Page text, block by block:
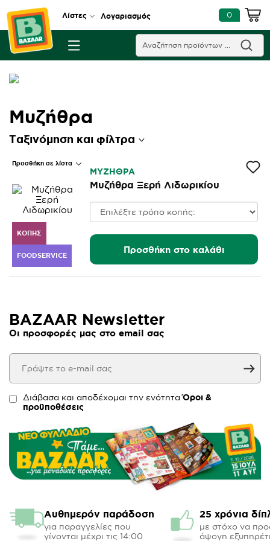
Λίστες Λογαριασμός 0
Μυζήθρα
Ταξινόμηση και φίλτρα
Προσθήκη σε λίστα
ΚΟΠΉΣ
FOODSERVICE
ΜΥΖΗΘΡΑ
Μυζήθρα Ξερή Λιδωρικίου
Προσθήκη στο καλάθι
BAZAAR Newsletter
Οι προσφορές μας στο email σας
Διάβασα και αποδέχομαι την ενότηταΌροι &
προϋποθέσεις
Αυθημερόν παράδοση
για παραγγελίες που
γίνονται μέχρι τις 14:00
25 χρόνια
με στόχο να
άψογη